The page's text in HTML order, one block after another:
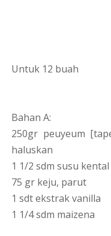
Untuk 12 buah
Bahan A:
250gr peuyeum
haluskan
1 1/2 sdm susu
75 gr keju, parut
1 sdt ekstrak vanilla
1 1/4 sdm maizena